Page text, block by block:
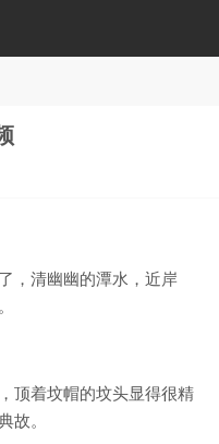
，清幽幽的潭水，近岸
顶着坟帽的坟头显得很精
。